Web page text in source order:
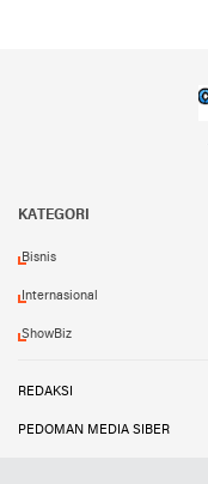
KATEGORI
Bisnis
Internasional
ShowBiz
REDAKSI
PEDOMAN MEDIA SIBER